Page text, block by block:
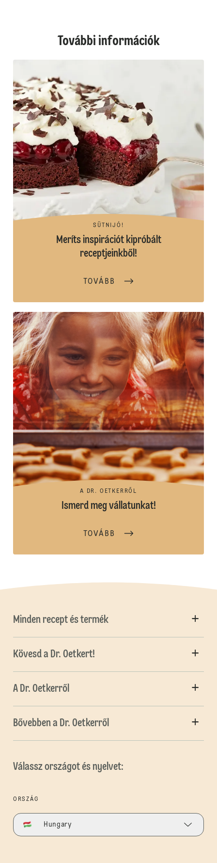
További információk
SÜTNIJÓ!
Meríts inspirációt kipróbált
receptjeinkből!
TOVÁBB
A DR. OETKERRŐL
Ismerd meg vállatunkat!
TOVÁBB
Minden recept és termék
Kövesd a Dr. Oetkert!
A Dr. Oetkerről
Bővebben a Dr. Oetkerről
Válassz országot és nyelvet:
ORSZÁG
Hungary